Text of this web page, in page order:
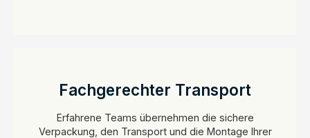
Fachgerechter Transport
Erfahrene Teams übernehmen die sichere
Verpackung, den Transport und die Montage Ihrer